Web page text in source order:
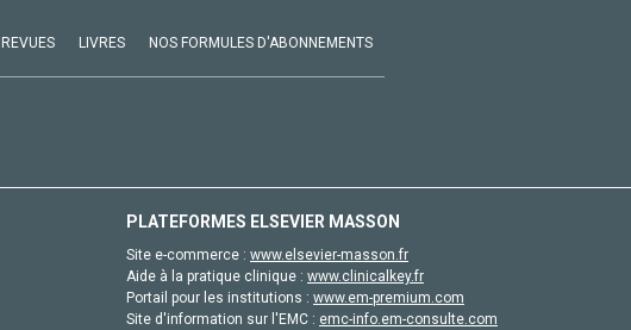
REVUES LIVRES NOS FORMULES D'ABONNEMENTS
PLATEFORMES ELSEVIER MASSON
Site e-commerce : www.elsevier-masson.fr
Aide à la pratique clinique : www.clinicalkey.fr
Portail pour les institutions : www.em-premium.com
Site d'information sur l'EMC : emc-info.em-consulte.com